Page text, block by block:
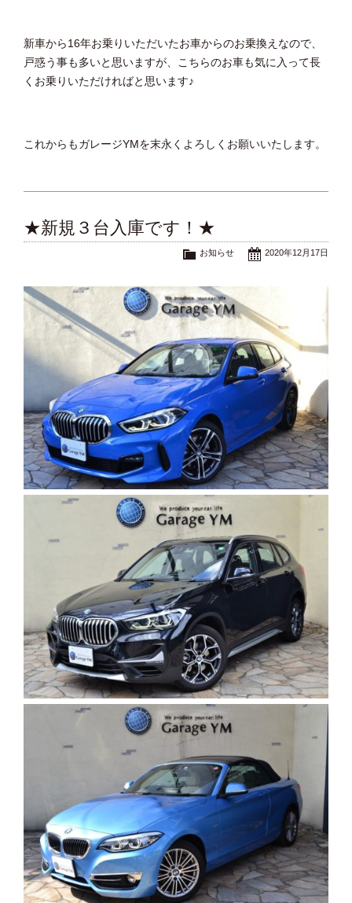
新車から16年お乗りいただいたお車からのお乗換えなので、
戸惑う事も多いと思いますが、こちらのお車も気に入って長
くお乗りいただければと思います♪
これからもガレージYMを末永くよろしくお願いいたします。
★新規３台入庫です！★
2020年12月17日
お知らせ